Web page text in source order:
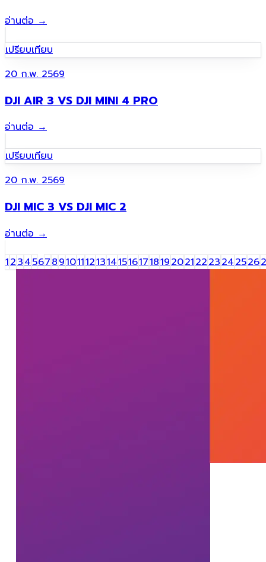
อ่านต่อ→
เปรียบเทียบ
20 ก.พ. 2569
DJI AIR 3 VS DJI MINI 4 PRO
อ่านต่อ→
เปรียบเทียบ
20 ก.พ. 2569
DJI MIC 3 VS DJI MIC 2
อ่านต่อ→
1234567891011121314151617181920212223242526